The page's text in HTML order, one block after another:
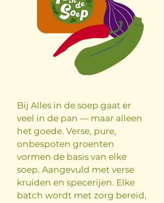
Bij Alles in de soep gaat er
veel in de pan — maar alleen
het goede. Verse, pure,
onbespoten groenten
vormen de basis van elke
soep. Aangevuld met verse
kruiden en specerijen. Elke
batch wordt met zorg bereid,